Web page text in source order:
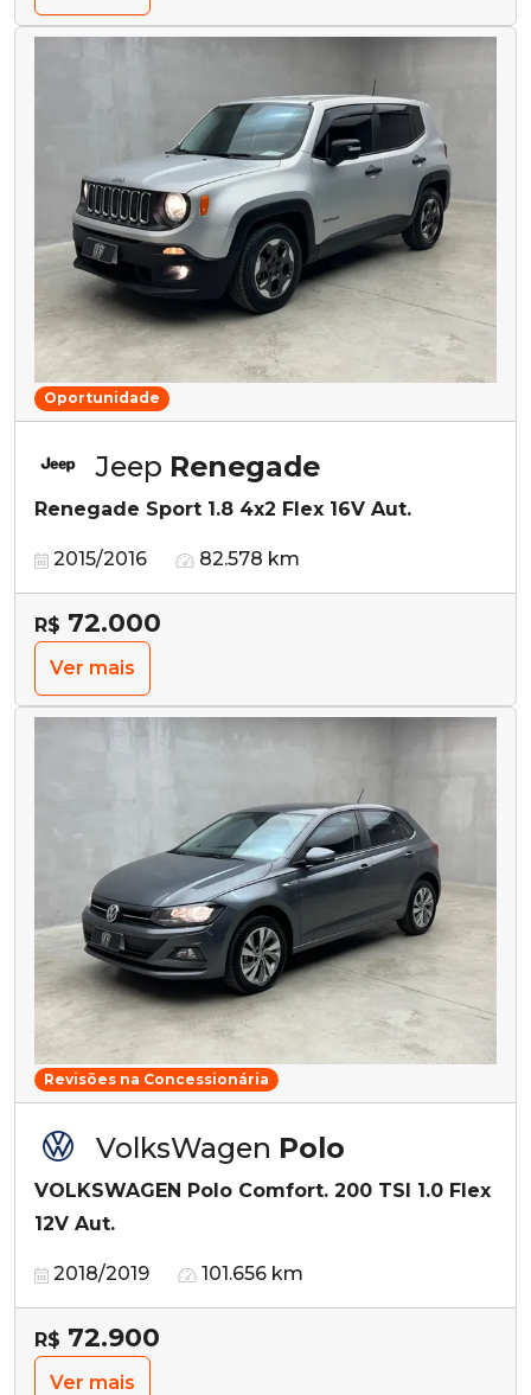
Oportunidade
Jeep Renegade
Renegade Sport 1.8 4x2 Flex 16V Aut.
2015/2016 82.578 km
R$ 72.000
Ver mais
Revisões na Concessionária
VolksWagen Polo
VOLKSWAGEN Polo Comfort. 200 TSI 1.0 Flex
12V Aut.
2018/2019 101.656 km
R$ 72.900
Ver mais